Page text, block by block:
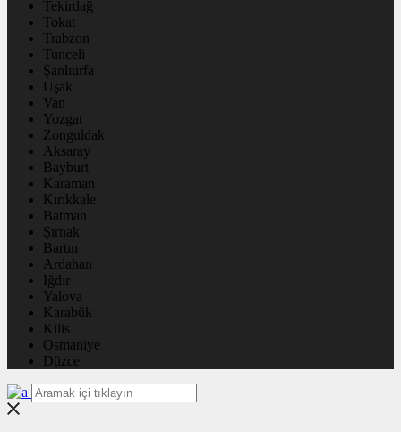
Tekirdağ
Tokat
Trabzon
Tunceli
Şanlıurfa
Uşak
Van
Yozgat
Zonguldak
Aksaray
Bayburt
Karaman
Kırıkkale
Batman
Şırnak
Bartın
Ardahan
Iğdır
Yalova
Karabük
Kilis
Osmaniye
Düzce